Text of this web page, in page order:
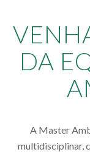
DA
A Master
multidisciplinar,